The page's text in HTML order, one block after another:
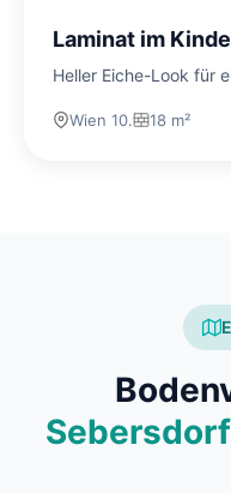
Laminat im
Heller Eiche-Look für
Wien 10. 18 m²